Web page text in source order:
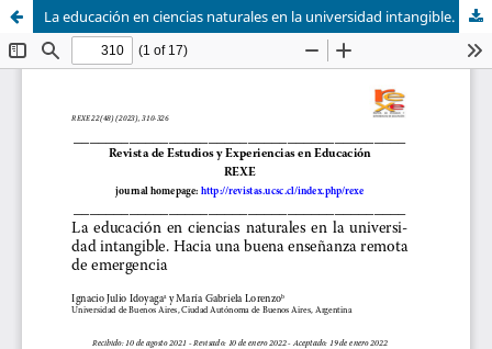
La educación en ciencias naturales en la universidad intangible. Hacia una buena enseñanza remota de emergencia